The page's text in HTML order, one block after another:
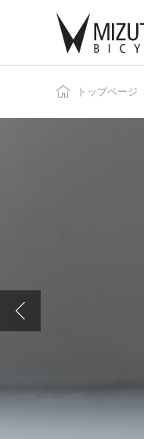
トップページ